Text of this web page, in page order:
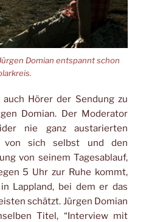
Domian entspannt schon
Hörer der Sendung zu
Domian. Der Moderator
nie ganz austarierten
von sich selbst und den
von seinem Tagesablauf,
5 Uhr zur Ruhe kommt,
Lappland, bei dem er das
schätzt. Jürgen Domian
Titel, “Interview mit